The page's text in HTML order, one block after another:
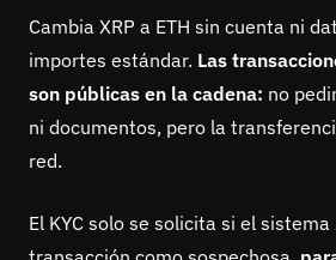
Cambia XRP a ETH sin cuenta ni
importes estándar. Las
son públicas en la cadena: no
ni documentos, pero la
red.
El KYC solo se solicita si el